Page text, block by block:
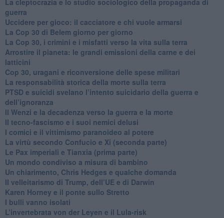
guerra
​Uccidere per gioco: il cacciatore e chi vuole armarsi
​La Cop 30 di Belem giorno per giorno
La Cop 30, i crimini e i misfatti verso la vita sulla terra
Arrostire il pianeta: le grandi emissioni della carne e dei
latticini
​Cop 30, uragani e riconversione delle spese militari
La responsabilità storica della morte sulla terra
PTSD e suicidi svelano l’intento suicidario della guerra e
dell’ignoranza
Il Wenzi e la decadenza verso la guerra e la morte
​Il tecno-fascismo e i suoi nemici delusi
​I comici e il vittimismo paranoideo al potere
​La virtù secondo Confucio e Xi (seconda parte)
Le Pax imperiali e Tianxia (prima parte)
Un mondo condiviso a misura di bambino
​Un chiarimento, Chris Hedges e qualche domanda
Il velleitarismo di Trump, dell’UE e di Darwin
​Karen Horney e il ponte sullo Stretto
​I bulli vanno isolati
L’invertebrata von der Leyen e il Lula-risk